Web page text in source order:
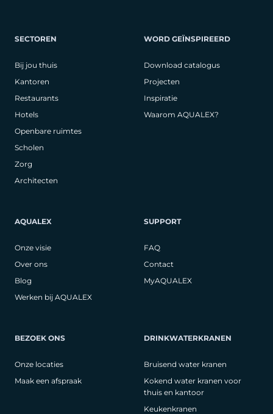
SECTOREN
Bij jou thuis
Kantoren
Restaurants
Hotels
Openbare ruimtes
Scholen
Zorg
Architecten
WORD GEÏNSPIREERD
Download catalogus
Projecten
Inspiratie
Waarom AQUALEX?
AQUALEX
Onze visie
Over ons
Blog
Werken bij AQUALEX
SUPPORT
FAQ
Contact
MyAQUALEX
BEZOEK ONS
Onze locaties
Maak een afspraak
DRINKWATERKRANEN
Bruisend water kranen
Kokend water kranen voor
thuis en kantoor
Keukenkranen